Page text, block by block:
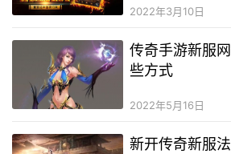
2022年3月10日
传奇手游新服
些方式
2022年5月16日
新开传奇新服